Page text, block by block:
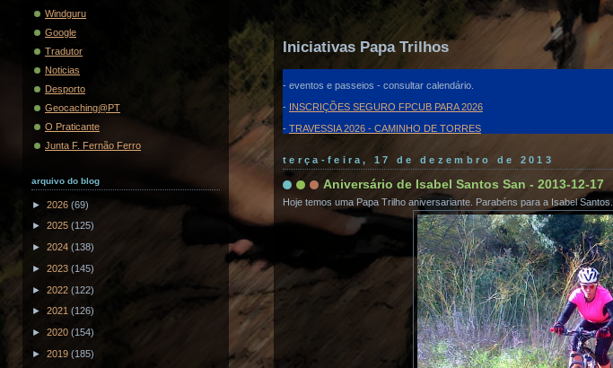
Windguru
Google
Tradutor
Noticias
Desporto
Geocaching@PT
O Praticante
Junta F. Fernão Ferro
arquivo do blog
► 2026 (69)
► 2025 (125)
► 2024 (138)
► 2023 (145)
► 2022 (122)
► 2021 (126)
► 2020 (154)
► 2019 (185)
Iniciativas Papa Trilhos
- eventos e passeios - consultar calendário.
- INSCRIÇÕES SEGURO FPCUB PARA 2026
- TRAVESSIA 2026 - CAMINHO DE TORRES
terça-feira, 17 de dezembro de 2013
Aniversário de Isabel Santos San - 2013-12-17
Hoje temos uma Papa Trilho aniversariante. Parabéns para a Isabel Santos.